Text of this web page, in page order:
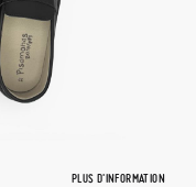
PLUS D'INFORMATION